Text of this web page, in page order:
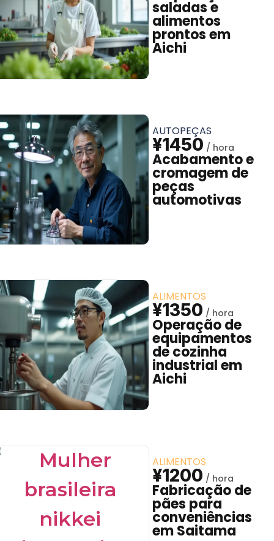
saladas e
alimentos
prontos em
Aichi
AUTOPEÇAS
¥1450
Acabamento e
cromagem de
peças
automotivas
ALIMENTOS
¥1350
Operação de
equipamentos
de cozinha
industrial em
Aichi
ALIMENTOS
¥1200
Fabricação de
pães para
conveniências
em Saitama